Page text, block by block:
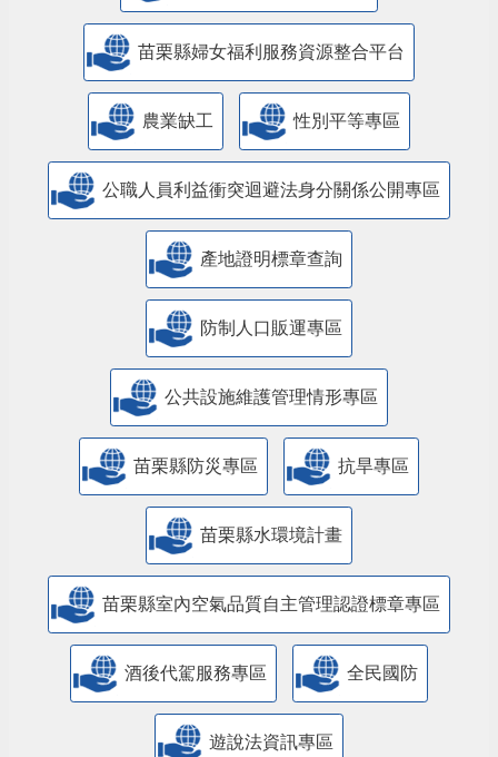
苗栗縣婦女福利服務資源整合平台
農業缺工 性別平等專區
公職人員利益衝突迴避法身分關係公開專區
產地證明標章查詢
防制人口販運專區
​公共設施維護管理情形專區
苗栗縣防災專區 抗旱專區
苗栗縣水環境計畫
苗栗縣室內空氣品質自主管理認證標章專區
酒後代駕服務專區 全民國防
遊說法資訊專區